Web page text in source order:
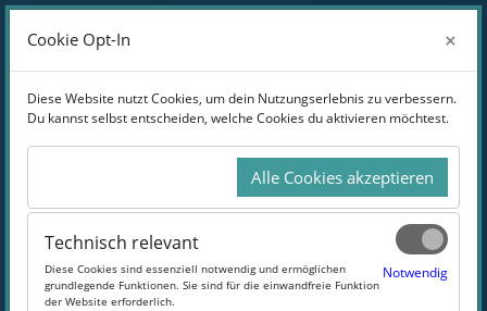
Zum Hauptinhalt
Website-Übersicht
Anmelden
Online-Weiterbildung im Bereich Tourismus
Volles Programm für Urlaubsfans
#Tourismus #Länder #Reisen #Marketing
Cookie Opt-In ×
Diese Website nutzt Cookies, um dein Nutzungserlebnis zu verbessern.
Du kannst selbst entscheiden, welche Cookies du aktivieren möchtest.
Alle Cookies akzeptieren
Technisch relevant
Diese Cookies sind essenziell notwendig und ermöglichen
grundlegende Funktionen. Sie sind für die einwandfreie Funktion
der Website erforderlich.
Notwendig
Cookie Opt-In ×
Diese Website nutzt Cookies, um dein Nutzungserlebnis zu verbessern.
Du kannst selbst entscheiden, welche Cookies du aktivieren möchtest.
Alle Cookies akzeptieren
Technisch relevant
Diese Cookies sind essenziell notwendig und ermöglichen
grundlegende Funktionen. Sie sind für die einwandfreie Funktion
der Website erforderlich.
Notwendig